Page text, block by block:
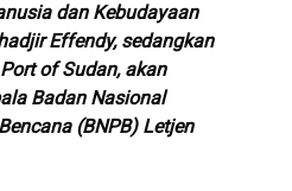
dan Kebudayaan
Effendy, sedangkan
of Sudan, akan
Badan Nasional
(BNPB) Letjen